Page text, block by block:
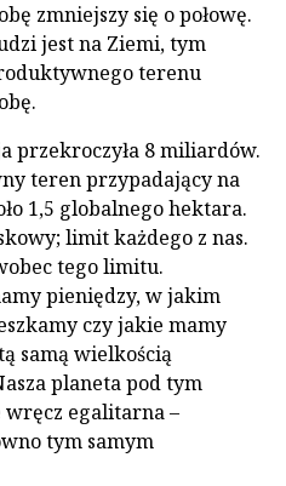
zmniejszy się o połowę.
jest na Ziemi, tym
terenu
przekroczyła 8 miliardów.
teren przypadający na
1,5 globalnego hektara.
limit każdego z nas.
tego limitu.
pieniędzy, w jakim
czy jakie mamy
samą wielkością
planeta pod tym
wręcz egalitarna –
tym samym